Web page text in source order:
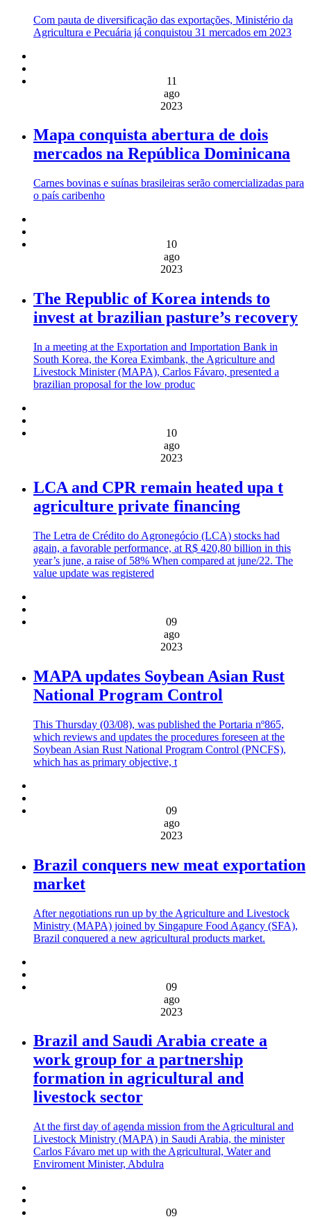
Com pauta de diversificação das exportações, Ministério da
Agricultura e Pecuária já conquistou 31 mercados em 2023
11
ago
2023
Mapa conquista abertura de dois
mercados na República Dominicana
Carnes bovinas e suínas brasileiras serão comercializadas para
o país caribenho
10
ago
2023
The Republic of Korea intends to
invest at brazilian pasture’s recovery
In a meeting at the Exportation and Importation Bank in
South Korea, the Korea Eximbank, the Agriculture and
Livestock Minister (MAPA), Carlos Fávaro, presented a
brazilian proposal for the low produc
10
ago
2023
LCA and CPR remain heated upa t
agriculture private financing
The Letra de Crédito do Agronegócio (LCA) stocks had
again, a favorable performance, at R$ 420,80 billion in this
year’s june, a raise of 58% When compared at june/22. The
value update was registered
09
ago
2023
MAPA updates Soybean Asian Rust
National Program Control
This Thursday (03/08), was published the Portaria nº865,
which reviews and updates the procedures foreseen at the
Soybean Asian Rust National Program Control (PNCFS),
which has as primary objective, t
09
ago
2023
Brazil conquers new meat exportation
market
After negotiations run up by the Agriculture and Livestock
Ministry (MAPA) joined by Singapure Food Agancy (SFA),
Brazil conquered a new agricultural products market.
09
ago
2023
Brazil and Saudi Arabia create a
work group for a partnership
formation in agricultural and
livestock sector
At the first day of agenda mission from the Agricultural and
Livestock Ministry (MAPA) in Saudi Arabia, the minister
Carlos Fávaro met up with the Agricultural, Water and
Enviroment Minister, Abdulra
09